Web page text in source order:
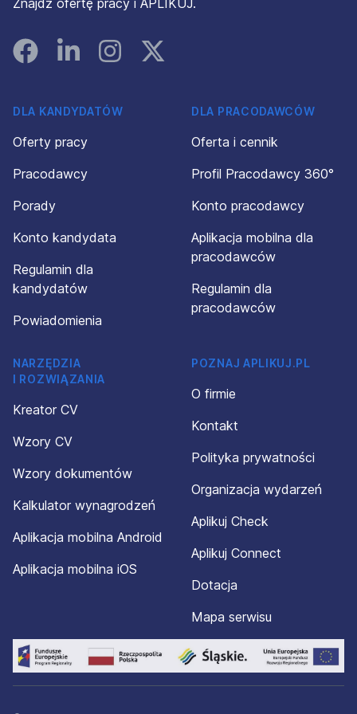
Znajdź ofertę pracy i APLIKUJ.
FacebookLinked InInstagramInstagram
DLA KANDYDATÓW
Oferty pracy
Pracodawcy
Porady
Konto kandydata
Regulamin dla
kandydatów
Powiadomienia
DLA PRACODAWCÓW
Oferta i cennik
Profil Pracodawcy 360°
Konto pracodawcy
Aplikacja mobilna dla
pracodawców
Regulamin dla
pracodawców
NARZĘDZIA
I ROZWIĄZANIA
Kreator CV
Wzory CV
Wzory dokumentów
Kalkulator wynagrodzeń
Aplikacja mobilna Android
Aplikacja mobilna iOS
POZNAJ APLIKUJ.PL
O firmie
Kontakt
Polityka prywatności
Organizacja wydarzeń
Aplikuj Check
Aplikuj Connect
Dotacja
Mapa serwisu